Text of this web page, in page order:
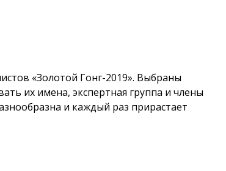
«Золотой Гонг-2019». Выбраны
их имена, экспертная группа и члены
и каждый раз прирастает